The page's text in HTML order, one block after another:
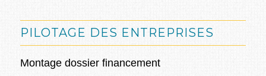
PILOTAGE DES ENTREPRISES
Montage dossier financement